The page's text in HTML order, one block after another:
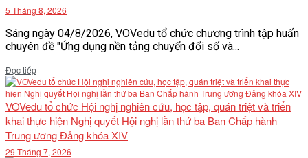
5 Tháng 8, 2026
Sáng ngày 04/8/2026, VOVedu tổ chức chương trình tập huấn
chuyên đề "Ứng dụng nền tảng chuyển đổi số và...
Đọc tiếpDetails
VOVedu tổ chức Hội nghị nghiên cứu, học tập, quán triệt và triển
khai thực hiện Nghị quyết Hội nghị lần thứ ba Ban Chấp hành
Trung ương Đảng khóa XIV
29 Tháng 7, 2026